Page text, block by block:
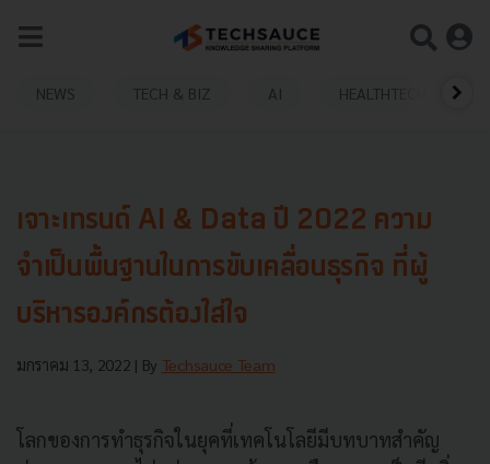
NEWS TECH & BIZ AI HEALTHTECH
เจาะเทรนด์ AI & Data ปี 2022 ความ
จำเป็นพื้นฐานในการขับเคลื่อนธุรกิจ ที่ผู้
บริหารองค์กรต้องใส่ใจ
มกราคม 13, 2022 | By Techsauce Team
โลกของการทำธุรกิจในยุคที่เทคโนโลยีมีบทบาทสำคัญ